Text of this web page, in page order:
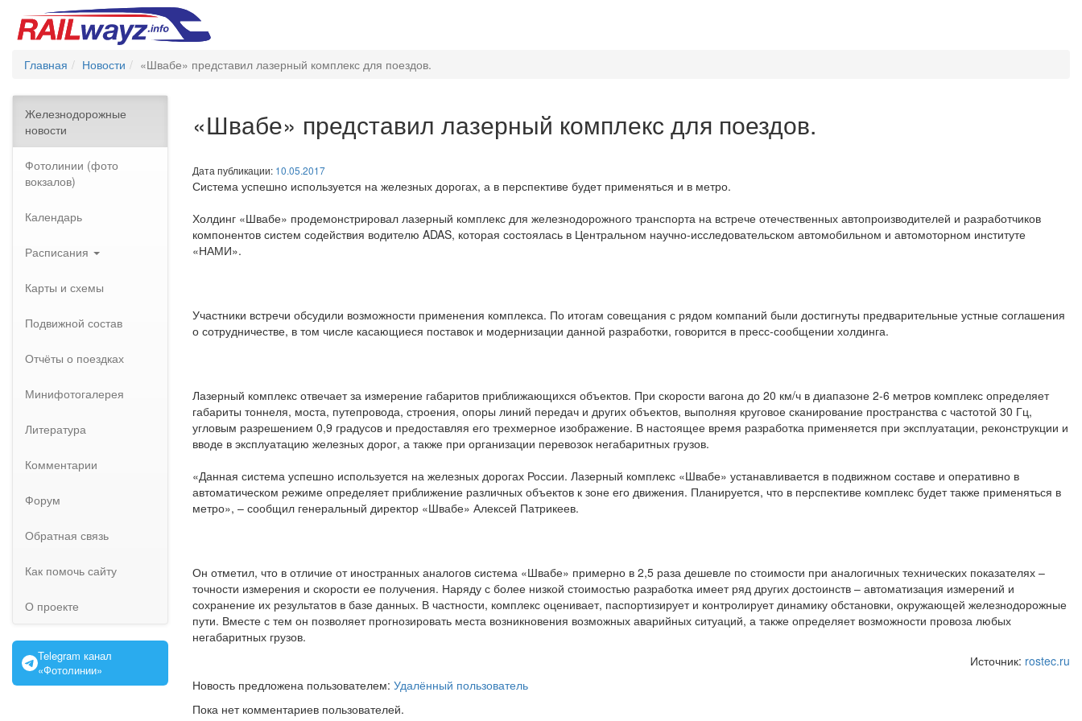
Главная Новости «Швабе» представил лазерный комплекс для поездов.
Железнодорожные
новости
Фотолинии (фото
вокзалов)
Календарь
Расписания
Карты и схемы
Подвижной состав
Отчёты о поездках
Минифотогалерея
Литература
Комментарии
Форум
Обратная связь
Как помочь сайту
О проекте
Telegram канал
«Фотолинии»
«Швабе» представил лазерный комплекс для поездов.
Дата публикации: 10.05.2017
Система успешно используется на железных дорогах, а в перспективе будет применяться и в метро.
Холдинг «Швабе» продемонстрировал лазерный комплекс для железнодорожного транспорта на встрече отечественных автопроизводителей и разработчиков
компонентов систем содействия водителю ADAS, которая состоялась в Центральном научно-исследовательском автомобильном и автомоторном институте
«НАМИ».
Участники встречи обсудили возможности применения комплекса. По итогам совещания с рядом компаний были достигнуты предварительные устные соглашения
о сотрудничестве, в том числе касающиеся поставок и модернизации данной разработки, говорится в пресс-сообщении холдинга.
Лазерный комплекс отвечает за измерение габаритов приближающихся объектов. При скорости вагона до 20 км/ч в диапазоне 2-6 метров комплекс определяет
габариты тоннеля, моста, путепровода, строения, опоры линий передач и других объектов, выполняя круговое сканирование пространства с частотой 30 Гц,
угловым разрешением 0,9 градусов и предоставляя его трехмерное изображение. В настоящее время разработка применяется при эксплуатации, реконструкции и
вводе в эксплуатацию железных дорог, а также при организации перевозок негабаритных грузов.
«Данная система успешно используется на железных дорогах России. Лазерный комплекс «Швабе» устанавливается в подвижном составе и оперативно в
автоматическом режиме определяет приближение различных объектов к зоне его движения. Планируется, что в перспективе комплекс будет также применяться в
метро», – сообщил генеральный директор «Швабе» Алексей Патрикеев.
Он отметил, что в отличие от иностранных аналогов система «Швабе» примерно в 2,5 раза дешевле по стоимости при аналогичных технических показателях –
точности измерения и скорости ее получения. Наряду с более низкой стоимостью разработка имеет ряд других достоинств – автоматизация измерений и
сохранение их результатов в базе данных. В частности, комплекс оценивает, паспортизирует и контролирует динамику обстановки, окружающей железнодорожные
пути. Вместе с тем он позволяет прогнозировать места возникновения возможных аварийных ситуаций, а также определяет возможности провоза любых
негабаритных грузов.
Источник: rostec.ru
Новость предложена пользователем: Удалённый пользователь
Пока нет комментариев пользователей.